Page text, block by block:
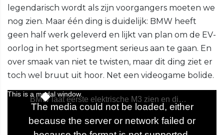
legendarisch wordt als zijn voorgangers moeten we
nog zien. Maar één ding is duidelijk: BMW heeft
geen half werk geleverd en lijkt van plan om de EV-
oorlog in het sportsegment serieus aan te gaan. En
over smaak van niet te twisten, maar dit ding ziet er
toch wel bruut uit hoor. Net een videogame bolide.